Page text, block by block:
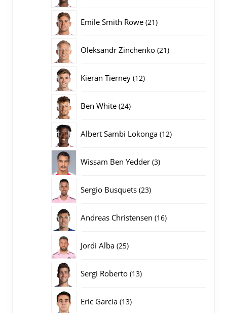
Emile Smith Rowe 2121
Oleksandr Zinchenko 2121
Kieran Tierney 1212
Ben White 2424
Albert Sambi Lokonga 1212
Wissam Ben Yedder 33
Sergio Busquets 2323
Andreas Christensen 1616
Jordi Alba 2525
Sergi Roberto 1313
Eric Garcia 1313